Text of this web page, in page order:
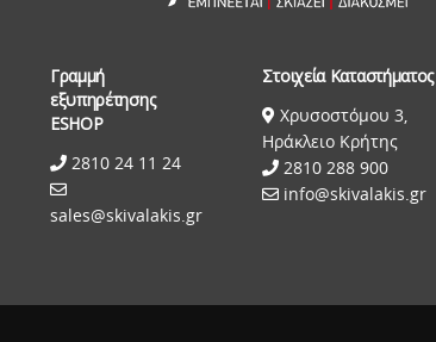
Γραμμή
εξυπηρέτησης
ESHOP
2810 24 11 24
sales@skivalakis.gr
Στοιχεία Καταστήματος
Χρυσοστόμου 3,
Ηράκλειο Κρήτης
2810 288 900
info@skivalakis.gr